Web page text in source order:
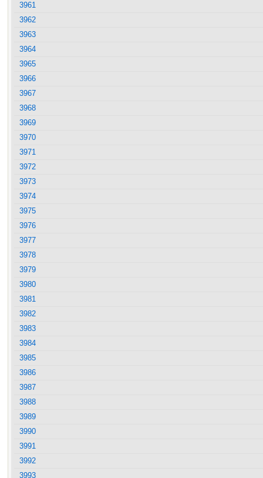
3961
3962
3963
3964
3965
3966
3967
3968
3969
3970
3971
3972
3973
3974
3975
3976
3977
3978
3979
3980
3981
3982
3983
3984
3985
3986
3987
3988
3989
3990
3991
3992
3993